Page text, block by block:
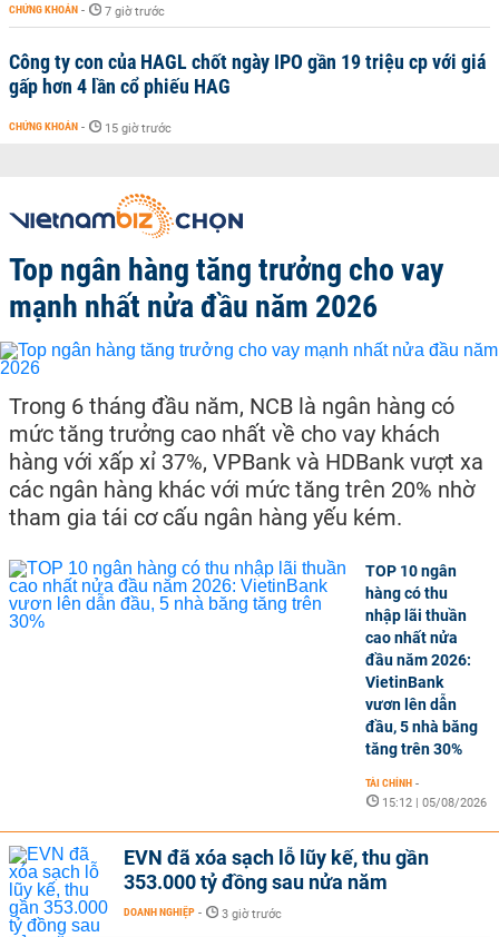
CHỨNG KHOÁN - 7 giờ trước
Công ty con của HAGL chốt ngày IPO gần 19 triệu cp với giá
gấp hơn 4 lần cổ phiếu HAG
CHỨNG KHOÁN - 15 giờ trước
Top ngân hàng tăng trưởng cho vay
mạnh nhất nửa đầu năm 2026
Trong 6 tháng đầu năm, NCB là ngân hàng có
mức tăng trưởng cao nhất về cho vay khách
hàng với xấp xỉ 37%, VPBank và HDBank vượt xa
các ngân hàng khác với mức tăng trên 20% nhờ
tham gia tái cơ cấu ngân hàng yếu kém.
TOP 10 ngân
hàng có thu
nhập lãi thuần
cao nhất nửa
đầu năm 2026:
VietinBank
vươn lên dẫn
đầu, 5 nhà băng
tăng trên 30%
TÀI CHÍNH -
15:12 | 05/08/2026
EVN đã xóa sạch lỗ lũy kế, thu gần
353.000 tỷ đồng sau nửa năm
DOANH NGHIỆP - 3 giờ trước